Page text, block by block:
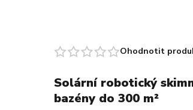
Ohodnotit
Solární robotický
bazény do 300 m²